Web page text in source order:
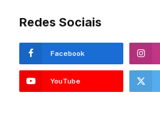
Redes Sociais
Facebook
YouTube